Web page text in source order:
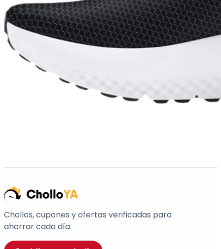
Chollos, cupones y ofertas verificadas para
ahorrar cada día.